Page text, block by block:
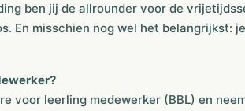
ben jij de allrounder voor de
En misschien nog wel het belangrijkst:
voor leerling medewerker (BBL) en